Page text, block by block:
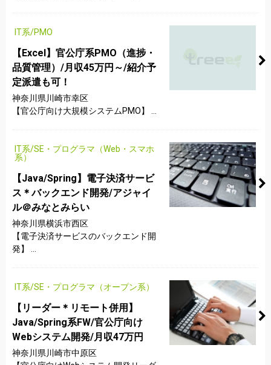
IT系/PMO
【Excel】官公庁系PMO（進捗・
品質管理）/月収45万円～/紹介予
定派遣も可！
神奈川県川崎市幸区
【官公庁向け大規模システムPMO】 ...
IT系/SE・プログラマ（Web・スマホ
系）
【Java/Spring】電子決済サービ
ス＊バックエンド開発/アジャイ
ル＠みなとみらい
神奈川県横浜市西区
【電子決済サービスのバックエンド開
発】 ...
IT系/SE・プログラマ（オープン系）
【リーダー＊リモート併用】
Java/Spring系FW/官公庁向け
Webシステム開発/月収47万円
神奈川県川崎市中原区